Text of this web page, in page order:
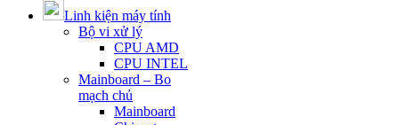
Linh kiện máy tính
Bộ vi xử lý
CPU AMD
CPU INTEL
Mainboard – Bo
mạch chủ
Mainboard